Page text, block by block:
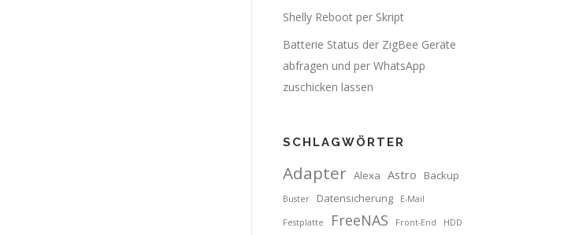
Shelly Reboot per Skript
Batterie Status der ZigBee Geräte
abfragen und per WhatsApp
zuschicken lassen
SCHLAGWÖRTER
Adapter Alexa Astro Backup
Buster Datensicherung E-Mail
Festplatte FreeNAS Front-End HDD